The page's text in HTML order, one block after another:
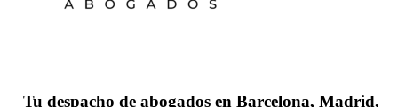
Tu despacho de abogados en Barcelona, Madrid,